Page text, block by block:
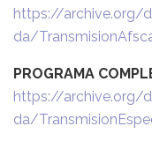
https://archive.org/
da/
PROGRAMA
https://archive.org/
da/